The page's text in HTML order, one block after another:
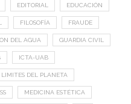
EDITORIAL EDUCACIÓN
FILOSOFÍA FRAUDE
DEL AGUA GUARDIA CIVIL
ICTA-UAB
LIMITES DEL PLANETA
MEDICINA ESTÉTICA